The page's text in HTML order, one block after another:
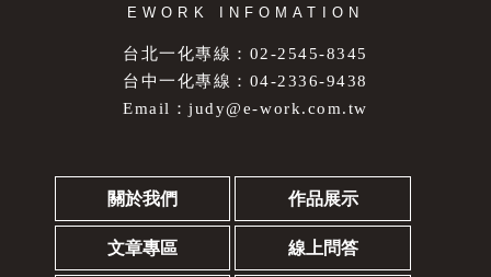
EWORK INFOMATION
台北一化專線：02-2545-8345
台中一化專線：04-2336-9438
Email：judy@e-work.com.tw
關於我們 作品展示
文章專區 線上問答